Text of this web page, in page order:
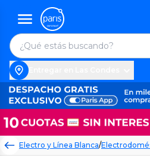
Electro y Línea Blanca/